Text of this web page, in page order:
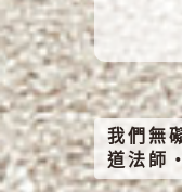
我們無
道法師